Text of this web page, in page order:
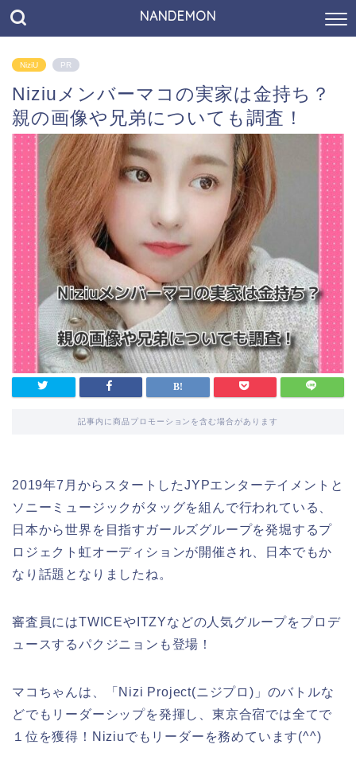
NANDEMON
NiziU PR
Niziuメンバーマコの実家は金持ち？
親の画像や兄弟についても調査！
記事内に商品プロモーションを含む場合があります
2019年7月からスタートしたJYPエンターテイメントと
ソニーミュージックがタッグを組んで行われている、
日本から世界を目指すガールズグループを発堀するプ
ロジェクト虹オーディションが開催され、日本でもか
なり話題となりましたね。
審査員にはTWICEやITZYなどの人気グループをプロデ
ュースするパクジニョンも登場！
マコちゃんは、「Nizi Project(ニジプロ)」のバトルな
どでもリーダーシップを発揮し、東京合宿では全てで
１位を獲得！Niziuでもリーダーを務めています(^^)